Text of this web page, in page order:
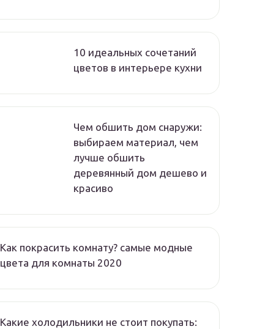
10 идеальных сочетаний
цветов в интерьере кухни
Чем обшить дом снаружи:
выбираем материал, чем
лучше обшить
деревянный дом дешево и
красиво
Как покрасить комнату? самые модные
цвета для комнаты 2020
Какие холодильники не стоит покупать: